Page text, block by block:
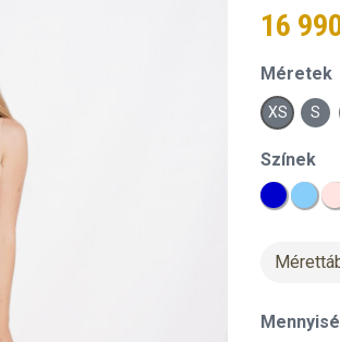
16
Méretek
XS S
Színek